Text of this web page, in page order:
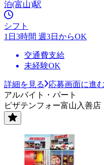
泊(富山)駅
シフト
1日3時間 週3日からOK
交通費支給
未経験OK
詳細を見る
応募画面に進む
アルバイト・パート
ピザテンフォー富山入善店